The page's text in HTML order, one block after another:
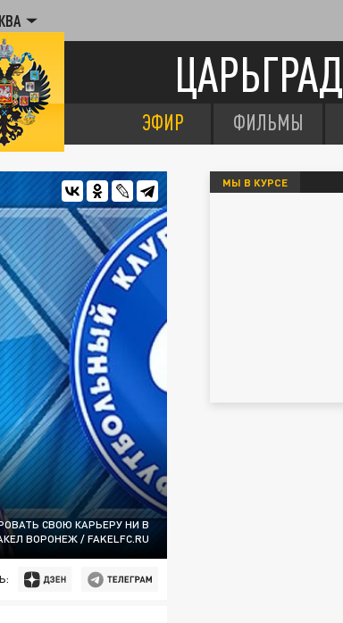
ЦАРЬГРАД
ЭФИР ФИЛЬМЫ
СВОЮ КАРЬЕРУ НИ В
ВОРОНЕЖ / FAKELFC.RU
МЫ В КУРСЕ